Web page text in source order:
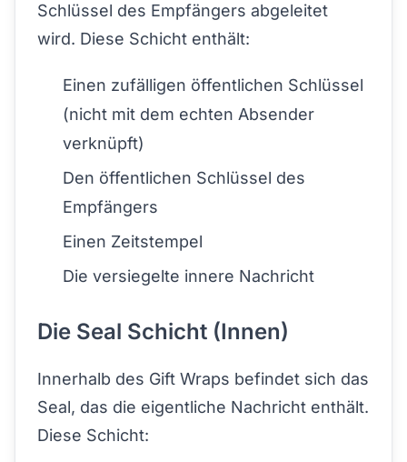
Schlüssel des Empfängers abgeleitet
wird. Diese Schicht enthält:
Einen zufälligen öffentlichen Schlüssel
(nicht mit dem echten Absender
verknüpft)
Den öffentlichen Schlüssel des
Empfängers
Einen Zeitstempel
Die versiegelte innere Nachricht
Die Seal Schicht (Innen)
Innerhalb des Gift Wraps befindet sich das
Seal, das die eigentliche Nachricht enthält.
Diese Schicht: